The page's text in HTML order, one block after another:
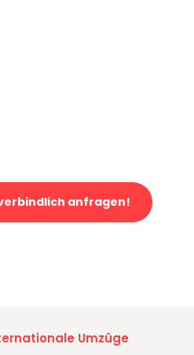
anfragen!
Umzüge